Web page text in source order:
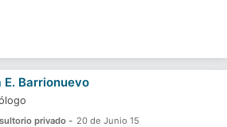
E. Barrionuevo
privado - 20 de Junio 15